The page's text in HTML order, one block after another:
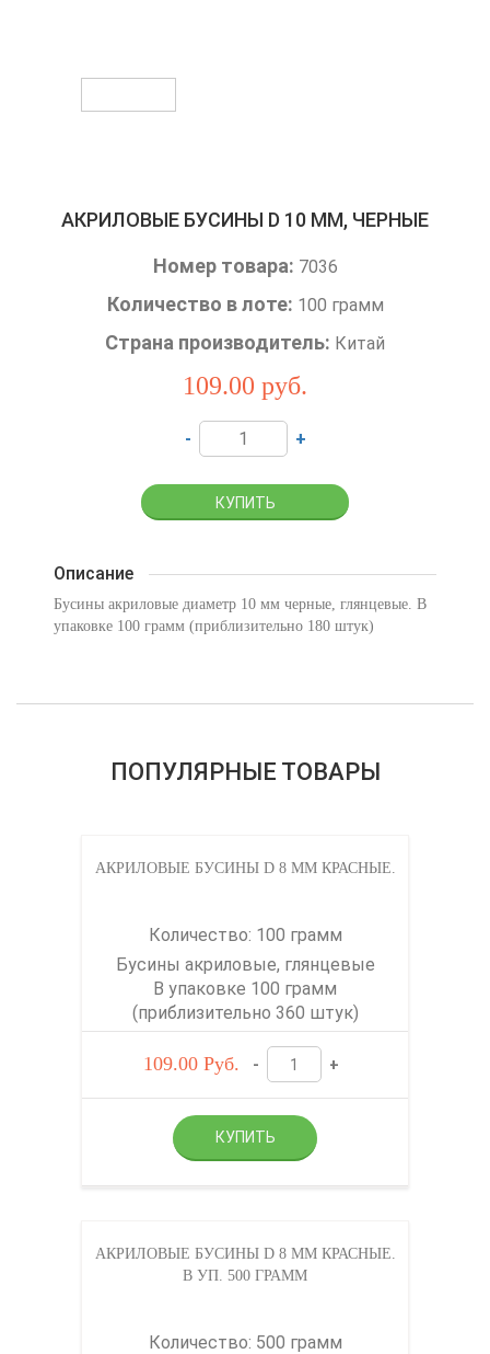
АКРИЛОВЫЕ БУСИНЫ D 10 ММ, ЧЕРНЫЕ
Номер товара: 7036
Количество в лоте: 100 грамм
Страна производитель: Китай
109.00 руб.
- +
Описание
Бусины акриловые диаметр 10 мм черные, глянцевые. В
упаковке 100 грамм (приблизительно 180 штук)
ПОПУЛЯРНЫЕ ТОВАРЫ
АКРИЛОВЫЕ БУСИНЫ D 8 ММ КРАСНЫЕ.
Количество: 100 грамм
Бусины акриловые, глянцевые
В упаковке 100 грамм
(приблизительно 360 штук)
109.00 Руб. - +
АКРИЛОВЫЕ БУСИНЫ D 8 ММ КРАСНЫЕ.
В УП. 500 ГРАММ
Количество: 500 грамм